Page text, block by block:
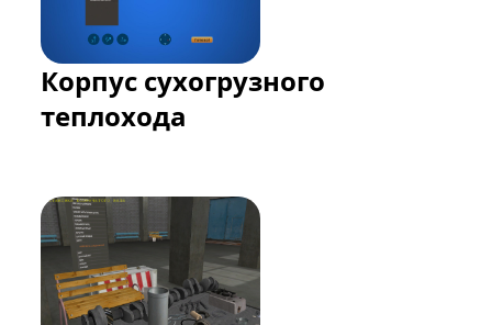
Корпус сухогрузного
теплохода